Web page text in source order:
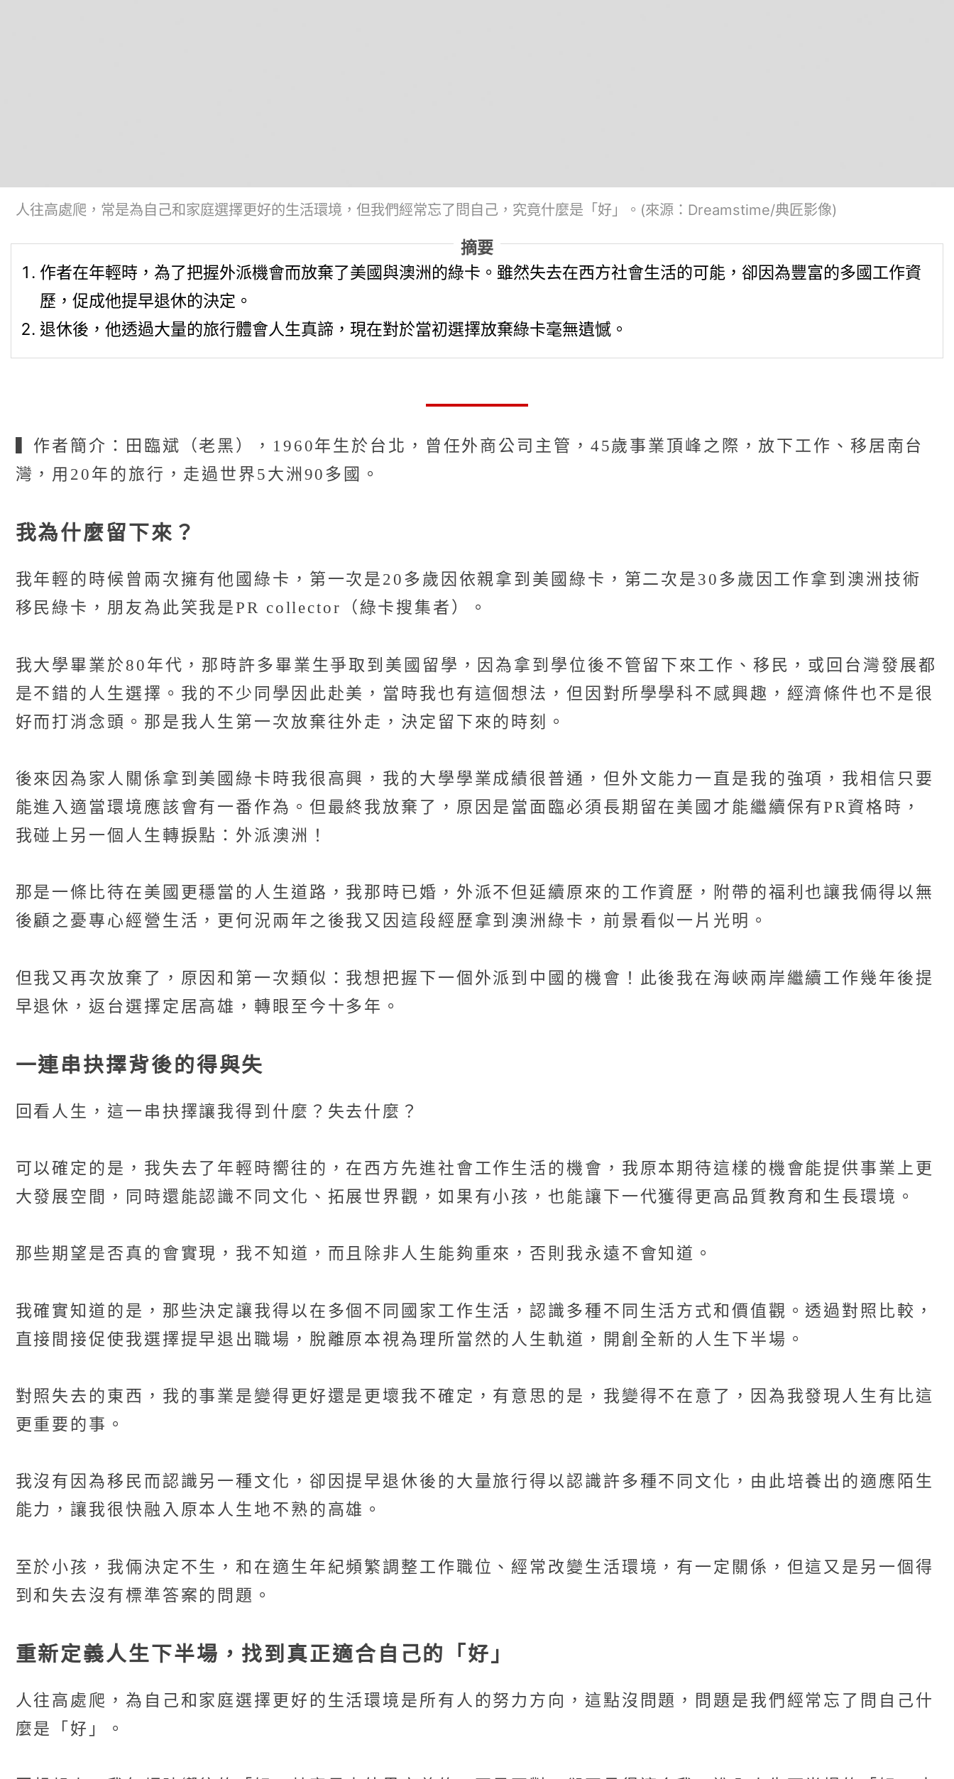
人往高處爬，常是為自己和家庭選擇更好的生活環境，但我們經常忘了問自己，究竟什麼是「好」。(來源：Dreamstime/典匠影像)
摘要
作者在年輕時，為了把握外派機會而放棄了美國與澳洲的綠卡。雖然失去在西方社會生活的可能，卻因為豐富的多國工作資
歷，促成他提早退休的決定。
退休後，他透過大量的旅行體會人生真諦，現在對於當初選擇放棄綠卡毫無遺憾。
▍作者簡介：田臨斌（老黑），1960年生於台北，曾任外商公司主管，45歲事業頂峰之際，放下工作、移居南台
灣，用20年的旅行，走過世界5大洲90多國。
我為什麼留下來？
我年輕的時候曾兩次擁有他國綠卡，第一次是20多歲因依親拿到美國綠卡，第二次是30多歲因工作拿到澳洲技術
移民綠卡，朋友為此笑我是PR collector（綠卡搜集者）。
我大學畢業於80年代，那時許多畢業生爭取到美國留學，因為拿到學位後不管留下來工作、移民，或回台灣發展都
是不錯的人生選擇。我的不少同學因此赴美，當時我也有這個想法，但因對所學學科不感興趣，經濟條件也不是很
好而打消念頭。那是我人生第一次放棄往外走，決定留下來的時刻。
後來因為家人關係拿到美國綠卡時我很高興，我的大學學業成績很普通，但外文能力一直是我的強項，我相信只要
能進入適當環境應該會有一番作為。但最終我放棄了，原因是當面臨必須長期留在美國才能繼續保有PR資格時，
我碰上另一個人生轉捩點：外派澳洲！
那是一條比待在美國更穩當的人生道路，我那時已婚，外派不但延續原來的工作資歷，附帶的福利也讓我倆得以無
後顧之憂專心經營生活，更何況兩年之後我又因這段經歷拿到澳洲綠卡，前景看似一片光明。
但我又再次放棄了，原因和第一次類似：我想把握下一個外派到中國的機會！此後我在海峽兩岸繼續工作幾年後提
早退休，返台選擇定居高雄，轉眼至今十多年。
一連串抉擇背後的得與失
回看人生，這一串抉擇讓我得到什麼？失去什麼？
可以確定的是，我失去了年輕時嚮往的，在西方先進社會工作生活的機會，我原本期待這樣的機會能提供事業上更
大發展空間，同時還能認識不同文化、拓展世界觀，如果有小孩，也能讓下一代獲得更高品質教育和生長環境。
那些期望是否真的會實現，我不知道，而且除非人生能夠重來，否則我永遠不會知道。
我確實知道的是，那些決定讓我得以在多個不同國家工作生活，認識多種不同生活方式和價值觀。透過對照比較，
直接間接促使我選擇提早退出職場，脫離原本視為理所當然的人生軌道，開創全新的人生下半場。
對照失去的東西，我的事業是變得更好還是更壞我不確定，有意思的是，我變得不在意了，因為我發現人生有比這
更重要的事。
我沒有因為移民而認識另一種文化，卻因提早退休後的大量旅行得以認識許多種不同文化，由此培養出的適應陌生
能力，讓我很快融入原本人生地不熟的高雄。
至於小孩，我倆決定不生，和在適生年紀頻繁調整工作職位、經常改變生活環境，有一定關係，但這又是另一個得
到和失去沒有標準答案的問題。
重新定義人生下半場，找到真正適合自己的「好」
人往高處爬，為自己和家庭選擇更好的生活環境是所有人的努力方向，這點沒問題，問題是我們經常忘了問自己什
麼是「好」。